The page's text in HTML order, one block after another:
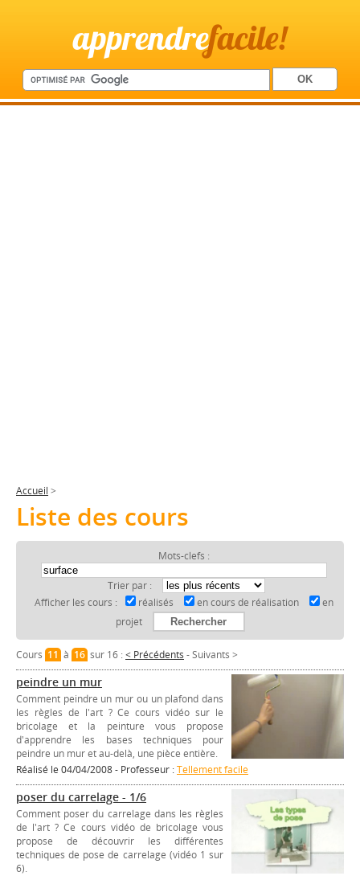
apprendrefacile!
Accueil >
Liste des cours
Mots-clefs :
Trier par :
Afficher les cours :
réalisés en cours de réalisation
en
projet
Cours 11à 16sur 16 :< Précédents -Suivants >
peindre un mur
Comment peindre un mur ou un plafond dans
les règles de l'art ? Ce cours vidéo sur le
bricolage et la peinture vous propose
d'apprendre les bases techniques pour
peindre un mur et au-delà, une pièce entière.
Réalisé le 04/04/2008 - Professeur :Tellement facile
poser du carrelage - 1/6
Comment poser du carrelage dans les règles
de l'art ? Ce cours vidéo de bricolage vous
propose de découvrir les différentes
techniques de pose de carrelage (vidéo 1 sur
6).